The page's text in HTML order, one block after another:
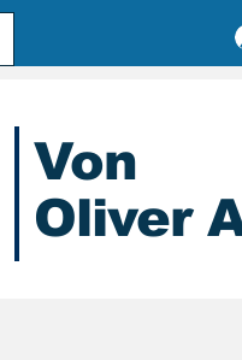
Von
Oliver